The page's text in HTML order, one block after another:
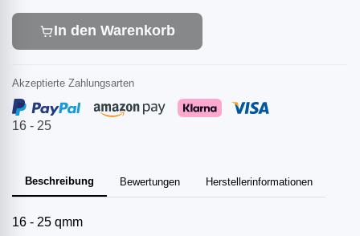
16 - 25
Beschreibung Bewertungen Herstellerinformationen
16 - 25 qmm
In den Warenkorb
Akzeptierte Zahlungsarten